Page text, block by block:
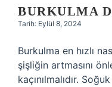
BURKULMA
Tarih: Eylül 8, 2024
Burkulma en hızlı
şişliğin artmasını
kaçınılmalıdır.